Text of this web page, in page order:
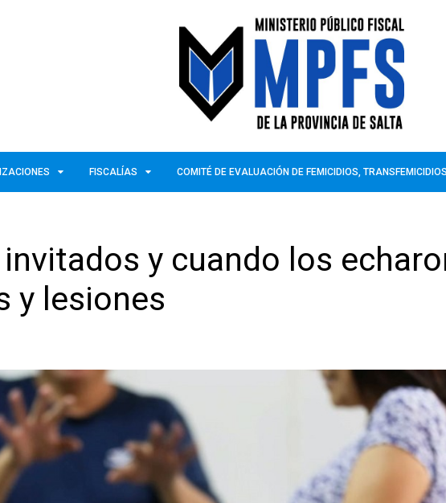
FISCALÍAS COMITÉ DE EVALUACIÓN DE FEMICIDIOS,
y cuando los
y lesiones